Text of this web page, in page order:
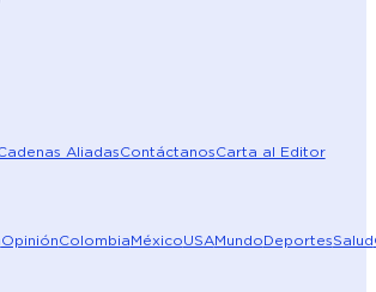
AliadasContáctanosCarta al Editor
OpiniónColombiaMéxicoUSAMundoDeportesSalud